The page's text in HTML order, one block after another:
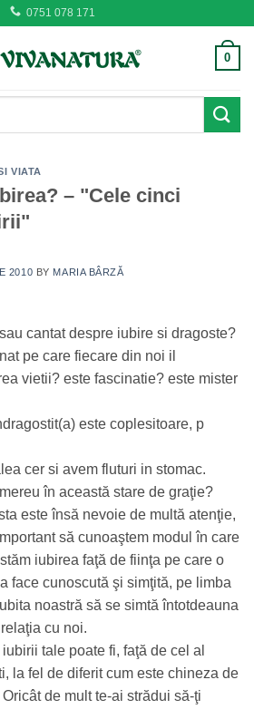
0751 078 171
0
VIATA
– "Cele cinci
2010 BY MARIA BÂRZĂ
cantat despre iubire si dragoste?
pe care fiecare din noi il
vietii? este fascinatie? este mister
este coplesitoare, p
cer si avem fluturi in stomac.
în această stare de graţie?
este însă nevoie de multă atenţie,
să cunoaştem modul în care
iubirea faţă de fiinţa pe care o
face cunoscută şi simţită, pe limba
noastră să se simtă întotdeauna
cu noi.
tale poate fi, faţă de cel al
la fel de diferit cum este chineza de
de mult te-ai strădui să-ţi